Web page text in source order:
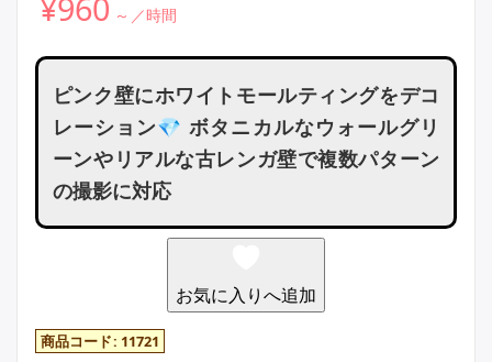
ピンク壁にホワイトモールティングをデコ
レーション💎 ボタニカルなウォールグリ
ーンやリアルな古レンガ壁で複数パターン
の撮影に対応
お気に入りへ追加
商品コード: 11721